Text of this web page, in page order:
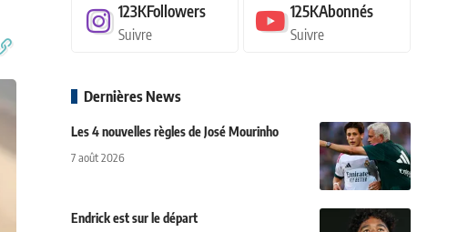
123KFollowers
Suivre
125KAbonnés
Suivre
Dernières News
Les 4 nouvelles règles de José Mourinho
7 août 2026
Endrick est sur le départ